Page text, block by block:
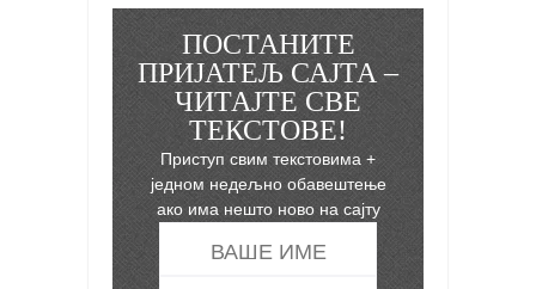
ПОСТАНИТЕ
ПРИЈАТЕЉ САЈТА –
ЧИТАЈТЕ СВЕ
ТЕКСТОВЕ!
Приступ свим текстовима +
једном недељно обавештење
ако има нешто ново на сајту